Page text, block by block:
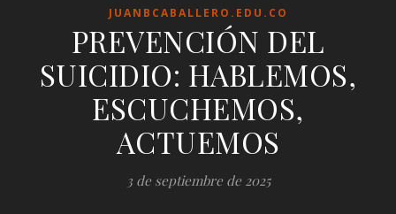
JUANBCABALLERO.EDU.CO
PREVENCIÓN DEL
SUICIDIO: HABLEMOS,
ESCUCHEMOS,
ACTUEMOS
3 de septiembre de 2025